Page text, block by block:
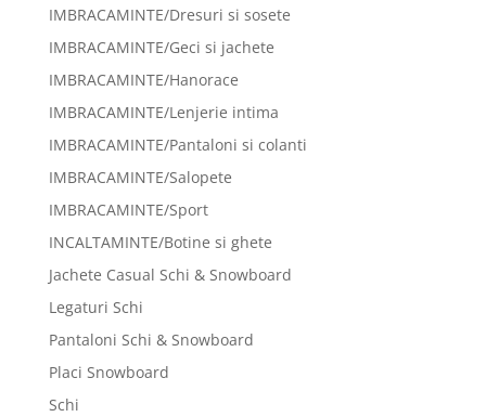
IMBRACAMINTE/Dresuri si sosete
IMBRACAMINTE/Geci si jachete
IMBRACAMINTE/Hanorace
IMBRACAMINTE/Lenjerie intima
IMBRACAMINTE/Pantaloni si colanti
IMBRACAMINTE/Salopete
IMBRACAMINTE/Sport
INCALTAMINTE/Botine si ghete
Jachete Casual Schi & Snowboard
Legaturi Schi
Pantaloni Schi & Snowboard
Placi Snowboard
Schi